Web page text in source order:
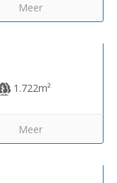
Meer
1.722m²
Meer